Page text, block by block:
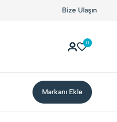
Bize Ulaşın
0
Markanı Ekle